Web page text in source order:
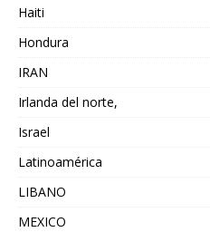
Haiti
Hondura
IRAN
Irlanda del norte,
Israel
Latinoamérica
LIBANO
MEXICO